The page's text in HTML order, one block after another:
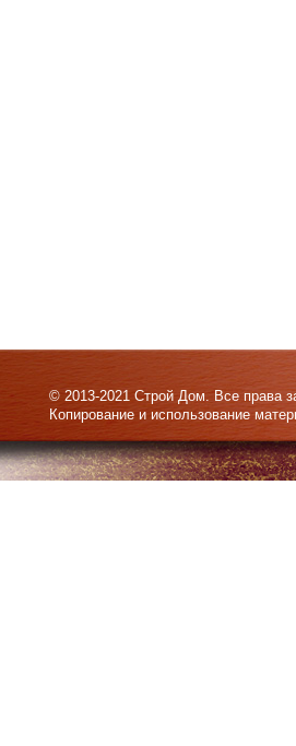
© 2013-2021 Строй Дом. Все права
Копирование и использование